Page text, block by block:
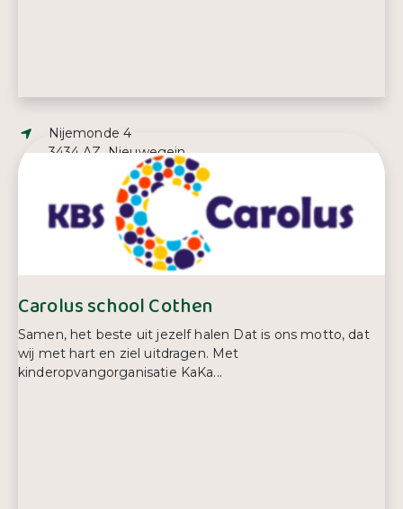
Adres:
Nijemonde 4
3434 AZ, Nieuwegein
E-mailadres:
info@cedgroep.nl
Telefoonnummer:
010 407 15 99
Carolus school Cothen
Samen, het beste uit jezelf halen Dat is ons motto, dat
wij met hart en ziel uitdragen. Met
kinderopvangorganisatie KaKa...